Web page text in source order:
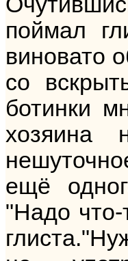
поймал
виновато
со
ботинки
хозяина
ещё
"Надо